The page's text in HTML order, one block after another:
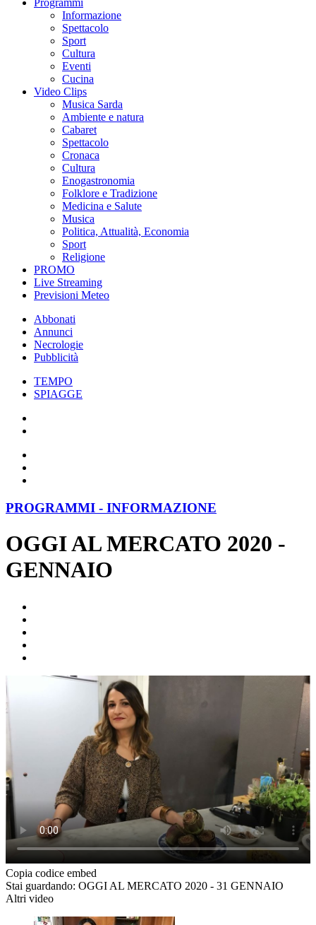
Programmi
Informazione
Spettacolo
Sport
Cultura
Eventi
Cucina
Video Clips
Musica Sarda
Ambiente e natura
Cabaret
Spettacolo
Cronaca
Cultura
Enogastronomia
Folklore e Tradizione
Medicina e Salute
Musica
Politica, Attualità, Economia
Sport
Religione
PROMO
Live Streaming
Previsioni Meteo
Abbonati
Annunci
Necrologie
Pubblicità
TEMPO
SPIAGGE
PROGRAMMI - INFORMAZIONE
OGGI AL MERCATO 2020 -
GENNAIO
Copia codice embed
Stai guardando: OGGI AL MERCATO 2020 - 31 GENNAIO
Altri video